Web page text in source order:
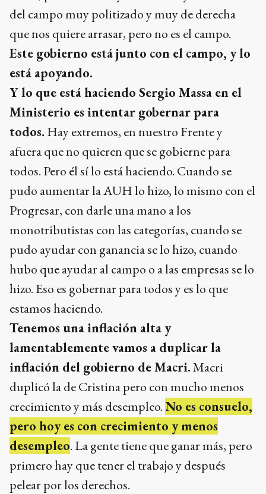
del campo muy politizado y muy de derecha
que nos quiere arrasar, pero no es el campo.
Este gobierno está junto con el campo, y lo
está apoyando.
Y lo que está haciendo Sergio Massa en el
Ministerio es intentar gobernar para
todos. Hay extremos, en nuestro Frente y
afuera que no quieren que se gobierne para
todos. Pero él sí lo está haciendo. Cuando se
pudo aumentar la AUH lo hizo, lo mismo con el
Progresar, con darle una mano a los
monotributistas con las categorías, cuando se
pudo ayudar con ganancia se lo hizo, cuando
hubo que ayudar al campo o a las empresas se lo
hizo. Eso es gobernar para todos y es lo que
estamos haciendo.
Tenemos una inflación alta y
lamentablemente vamos a duplicar la
inflación del gobierno de Macri.Macri
duplicó la de Cristina pero con mucho menos
crecimiento y más desempleo.No es consuelo,
pero hoy es con crecimiento y menos
desempleo. La gente tiene que ganar más, pero
primero hay que tener el trabajo y después
pelear por los derechos.